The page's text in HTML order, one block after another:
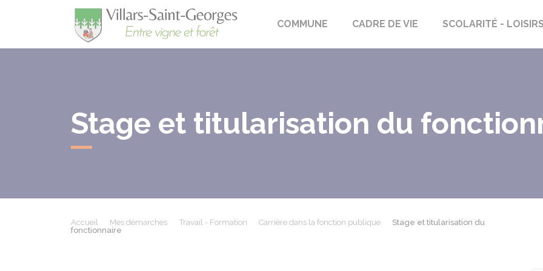
Villars-Saint-Georges
COMMUNE CADRE DE VIE SCOLARITÉ -
Stage et titularisation du
Accueil Mes démarches Travail - Formation Carrière dans la fonction publique
Stage et titularisation du
fonctionnaire